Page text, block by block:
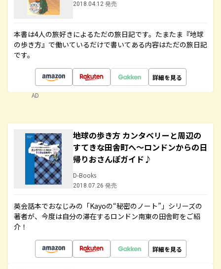
2018.04.12 発売
本書は4人の旅好きによるただの旅日記です。たまたま『地球
の歩き方』で働いているだけで書いてある内容はただの旅日記
です。
詳細を見る
AD
地球の歩き方 カンタベリーと周辺の
すてきな田舎町へ～ロンドンからの日
帰りおさんぽガイド♪
D-Books
2018.07.26 発売
英会話本でおなじみの「Kayoの“秘密のノート”」シリーズの
著者が、今度は自分の滞在するロンドン南東の田舎町をご紹
介！
詳細を見る